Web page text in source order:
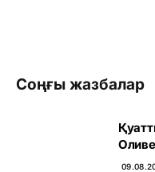
Соңғы жазбалар